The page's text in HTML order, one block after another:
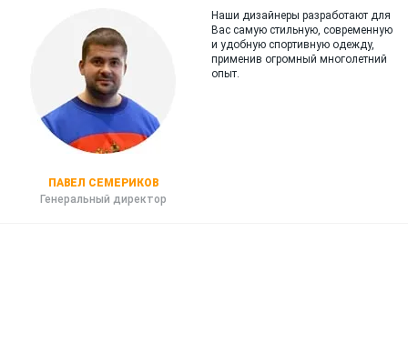
ПАВЕЛ СЕМЕРИКОВ
Генеральный директор
Наши дизайнеры разработают для
Вас самую стильную, современную
и удобную спортивную одежду,
применив огромный многолетний
опыт.